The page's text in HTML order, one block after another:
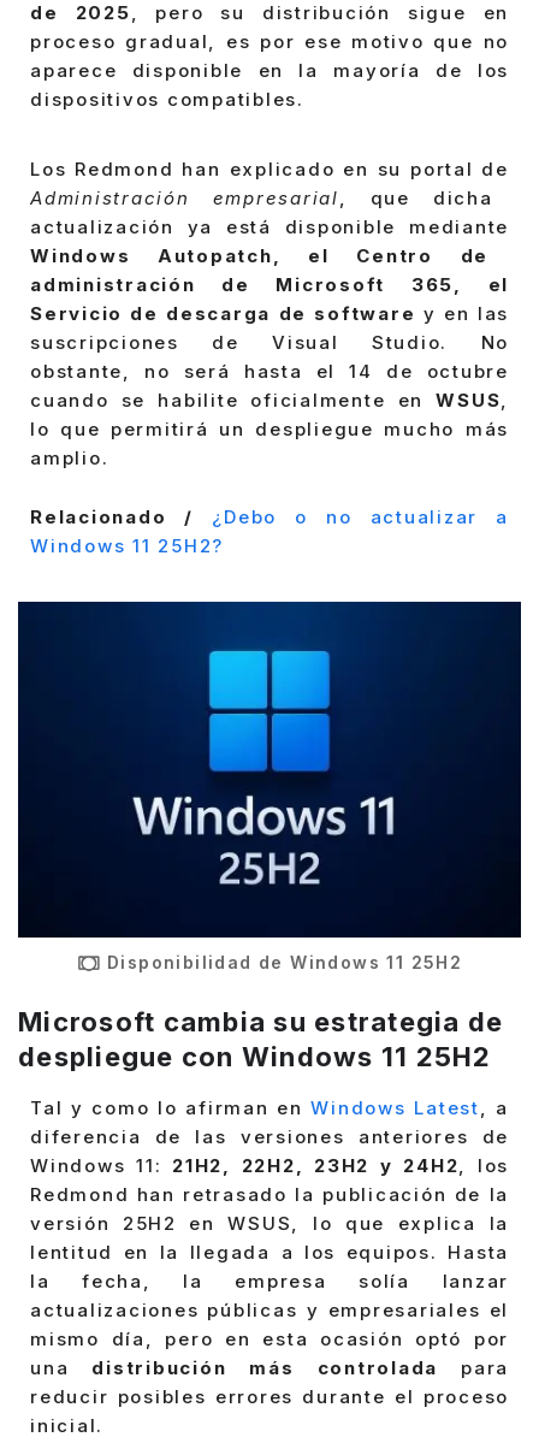
de 2025, pero su distribución sigue en
proceso gradual, es por ese motivo que no
aparece disponible en la mayoría de los
dispositivos compatibles.
Los Redmond han explicado en su portal de
Administración empresarial, que dicha
actualización ya está disponible mediante
Windows Autopatch, el Centro de
administración de Microsoft 365, el
Servicio de descarga de software y en las
suscripciones de Visual Studio. No
obstante, no será hasta el 14 de octubre
cuando se habilite oficialmente enWSUS,
lo que permitirá un despliegue mucho más
amplio.
Relacionado / ¿Debo o no actualizar a
Windows 11 25H2?
Disponibilidad de Windows 11 25H2
Microsoft cambia su estrategia de
despliegue con Windows 11 25H2
Tal y como lo afirman enWindows Latest , a
diferencia de las versiones anteriores de
Windows 11: 21H2, 22H2, 23H2 y 24H2 , los
Redmond han retrasado la publicación de la
versión 25H2 en WSUS, lo que explica la
lentitud en la llegada a los equipos. Hasta
la fecha, la empresa solía lanzar
actualizaciones públicas y empresariales el
mismo día, pero en esta ocasión optó por
una
distribución más controlada
para
reducir posibles errores durante el proceso
inicial.